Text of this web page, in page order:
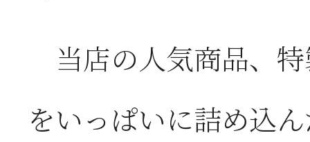
当店の人気商品、
をいっぱいに詰め込